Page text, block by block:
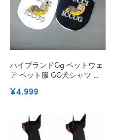
ハイブランドgg ペットウェ
ア ペット服 GG犬シャツ 猫
日焼け止め ファッション 漫
性 猫服 小型犬 中型犬 大型
ペット
¥4,999